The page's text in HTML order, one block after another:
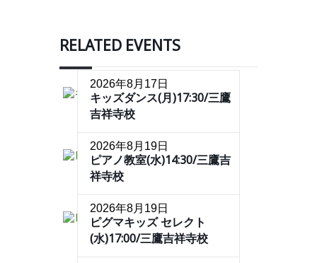
RELATED EVENTS
2026年8月17日
キッズダンス(月)17:30/三鷹
吉祥寺校
2026年8月19日
ピアノ教室(水)14:30/三鷹吉
祥寺校
2026年8月19日
ピグマキッズ セレクト
(水)17:00/三鷹吉祥寺校